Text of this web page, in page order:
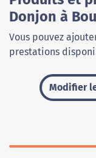
Donjon à
Vous pouvez
prestations
Modifier